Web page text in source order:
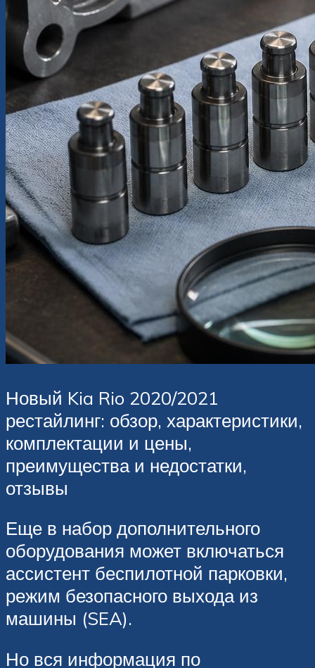
Новый Kia Rio 2020/2021
рестайлинг: обзор, характеристики,
комплектации и цены,
преимущества и недостатки,
отзывы
Еще в набор дополнительного
оборудования может включаться
ассистент беспилотной парковки,
режим безопасного выхода из
машины (SEA).
Но вся информация по